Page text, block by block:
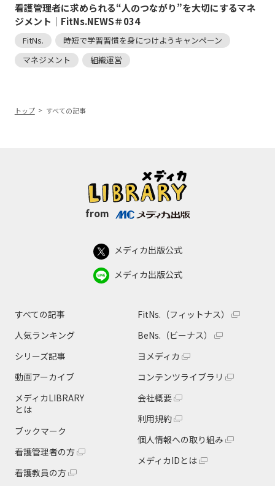
看護管理者に求められる“人のつながり”を大切にするマネ
ジメント｜FitNs.NEWS＃034
FitNs.
時短で学習習慣を身につけようキャンペーン
マネジメント
組織運営
トップ すべての記事
from
メディカ出版公式
メディカ出版公式
すべての記事
人気ランキング
シリーズ記事
動画アーカイブ
メディカLIBRARY
とは
ブックマーク
看護管理者の方
看護教員の方
FitNs.（フィットナス）
BeNs.（ビーナス）
ヨメディカ
コンテンツライブラリ
会社概要
利用規約
個人情報への取り組み
メディカIDとは